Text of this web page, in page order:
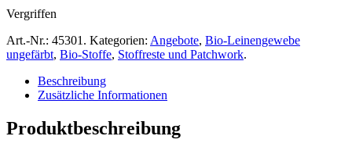
Vergriffen
Art.-Nr.: 45301 . Kategorien: Angebote, Bio-Leinengewebe
ungefärbt, Bio-Stoffe, Stoffreste und Patchwork.
Beschreibung
Zusätzliche Informationen
Produktbeschreibung